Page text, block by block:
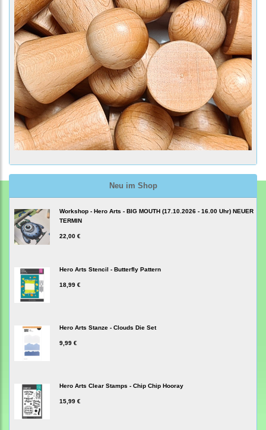
Neu im Shop
Workshop - Hero Arts - BIG MOUTH (17.10.2026 - 16.00 Uhr) NEUER
TERMIN
22,00 €
Hero Arts Stencil - Butterfly Pattern
18,99 €
Hero Arts Stanze - Clouds Die Set
9,99 €
Hero Arts Clear Stamps - Chip Chip Hooray
15,99 €